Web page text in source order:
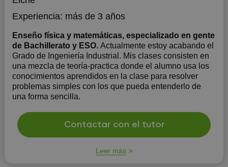
Experiencia: más de 3 años
Enseño física y matemáticas, especializado en gente
de Bachillerato y ESO. Actualmente estoy acabando el
Grado de Ingeniería Industrial. Mis clases consisten en
una mezcla de teoría-practica donde el alumno usa los
conocimientos aprendidos en la clase para resolver
problemas simples con los que pueda entenderlo de
una forma sencilla.
Contactar con el tutor
Leer más